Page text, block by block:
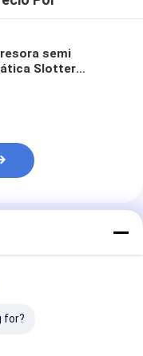
semi
Slotter
for?